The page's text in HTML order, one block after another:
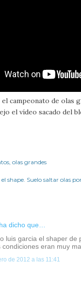
campeonato de olas
el vídeo sacado del
olas grandes
shape. Suelo saltar olas
ha dicho que…
luis garcia el shaper de
condiciones eran muy
de 2012 a las 11:41